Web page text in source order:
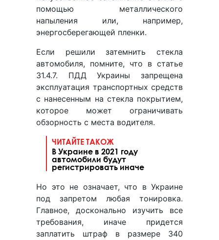
помощью металлического
напыления или, например,
энергосберегающей пленки.
Если решили затемнить стекла
автомобиля, помните, что в статье
31.4.7. ПДД Украины запрещена
эксплуатация транспортных средств
с нанесенным на стекла покрытием,
которое может ограничивать
обзорность с места водителя.
ЧИТАЙТЕ ТАКОЖ
В Украине в 2021 году
автомобили будут
регистрировать иначе
Но это не означает, что в Украине
под запретом любая тонировка.
Главное, досконально изучить все
требования, иначе придется
заплатить штраф в размере 340